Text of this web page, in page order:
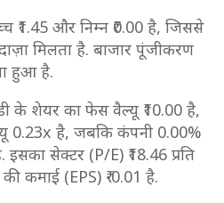
₹1.45 और निम्न ₹0.00 है, जिससे
मिलता है. बाजार पूंजीकरण
हुआ है.
के शेयर का फेस वैल्यू ₹10.00 है,
0.23x है, जबकि कंपनी 0.00%
इसका सेक्टर (P/E) ₹18.46 प्रति
कमाई (EPS) ₹-0.01 है.